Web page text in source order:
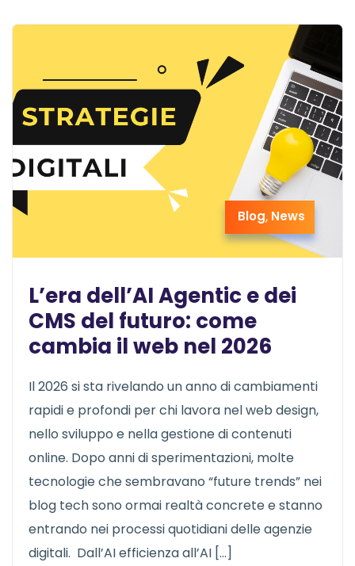
Blog, News
L’era dell’AI Agentic e dei
CMS del futuro: come
cambia il web nel 2026
Il 2026 si sta rivelando un anno di cambiamenti
rapidi e profondi per chi lavora nel web design,
nello sviluppo e nella gestione di contenuti
online. Dopo anni di sperimentazioni, molte
tecnologie che sembravano “future trends” nei
blog tech sono ormai realtà concrete e stanno
entrando nei processi quotidiani delle agenzie
digitali. Dall’AI efficienza all’AI […]